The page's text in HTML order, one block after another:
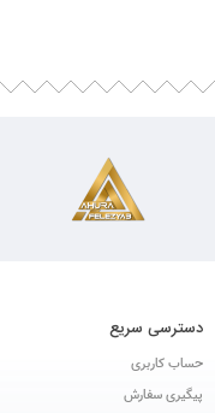
دسترسی سریع
حساب کاربری
پیگیری سفارش